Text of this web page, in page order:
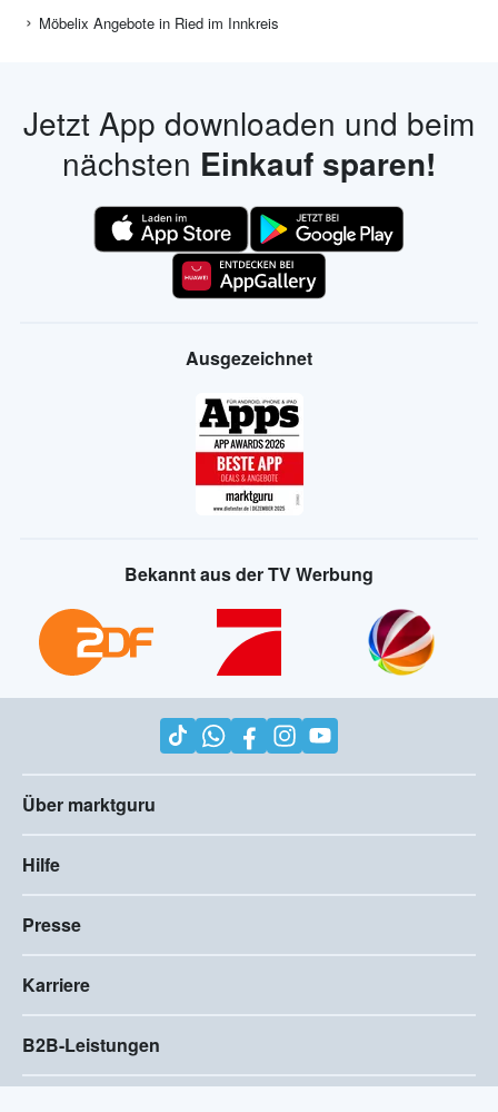
Möbelix Angebote in Ried im Innkreis
Jetzt App downloaden und beim
nächsten Einkauf sparen!
Ausgezeichnet
Bekannt aus der TV Werbung
Über marktguru
Hilfe
Presse
Karriere
B2B-Leistungen